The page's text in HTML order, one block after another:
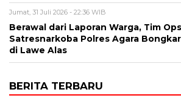
Jumat, 31 Juli 2026 - 22:36 WIB
Berawal dari Laporan Warga, Tim
Satresnarkoba Polres Agara
di Lawe Alas
BERITA TERBARU